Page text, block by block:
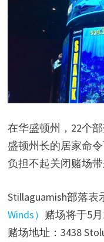
在华盛顿州，22个
盛顿州长的居家命
负担不起关闭赌场带
Stillaguamish部落表
Winds） 赌场将于5
赌场地址：3438